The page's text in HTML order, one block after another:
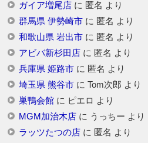
ガイア増尾店に 匿名 より
群馬県 伊勢崎市に 匿名 より
和歌山県 岩出市に 匿名 より
アビバ新杉田店に 匿名 より
兵庫県 姫路市に 匿名 より
埼玉県 熊谷市に Tom次郎 より
巣鴨会館に ピエロ より
MGM加治木店に うっちー より
ラッツたつの店に 匿名 より